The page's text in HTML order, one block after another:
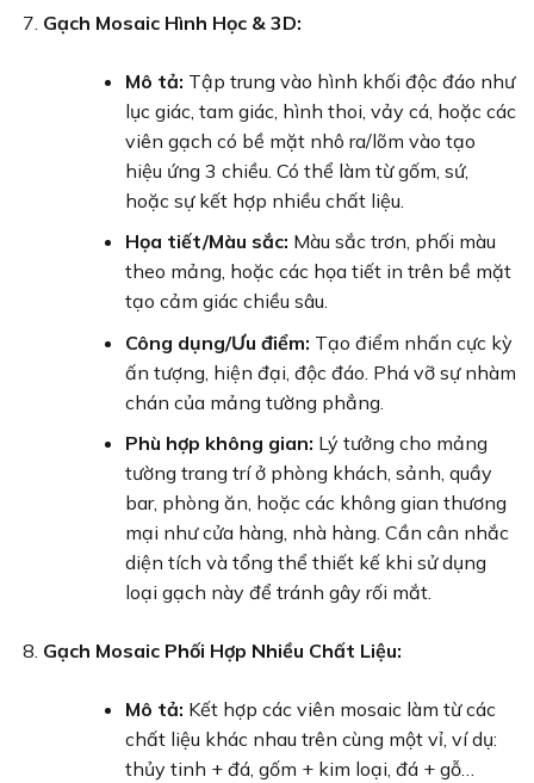
Gạch Mosaic Hình Học & 3D:
Mô tả: Tập trung vào hình khối độc đáo như
lục giác, tam giác, hình thoi, vảy cá, hoặc các
viên gạch có bề mặt nhô ra/lõm vào tạo
hiệu ứng 3 chiều. Có thể làm từ gốm, sứ,
hoặc sự kết hợp nhiều chất liệu.
Họa tiết/Màu sắc: Màu sắc trơn, phối màu
theo mảng, hoặc các họa tiết in trên bề mặt
tạo cảm giác chiều sâu.
Công dụng/Ưu điểm: Tạo điểm nhấn cực kỳ
ấn tượng, hiện đại, độc đáo. Phá vỡ sự nhàm
chán của mảng tường phẳng.
Phù hợp không gian: Lý tưởng cho mảng
tường trang trí ở phòng khách, sảnh, quầy
bar, phòng ăn, hoặc các không gian thương
mại như cửa hàng, nhà hàng. Cần cân nhắc
diện tích và tổng thể thiết kế khi sử dụng
loại gạch này để tránh gây rối mắt.
Gạch Mosaic Phối Hợp Nhiều Chất Liệu:
Mô tả: Kết hợp các viên mosaic làm từ các
chất liệu khác nhau trên cùng một vỉ, ví dụ:
thủy tinh + đá, gốm + kim loại, đá + gỗ…